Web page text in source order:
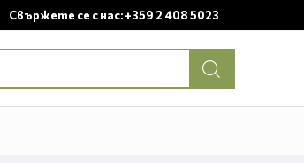
Свържете се с нас: +359 2 408 5023